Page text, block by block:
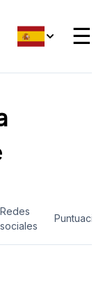
☰
Redes
sociales